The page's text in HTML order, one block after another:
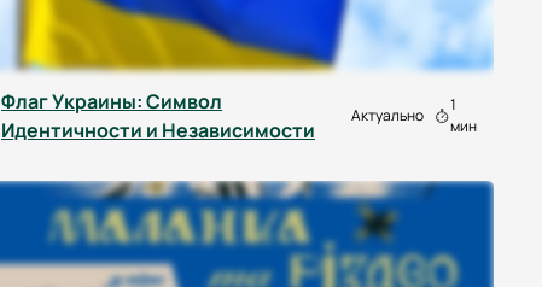
Флаг Украины: Символ
Идентичности и Независимости
Актуально
1
мин